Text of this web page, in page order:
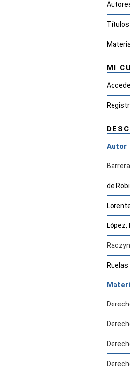
Títulos
MI
Autor
de
López,